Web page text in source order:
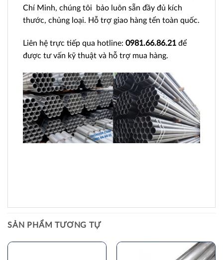
Chí Minh, chúng tôi bảo luôn sẵn đầy đủ kích
thước, chủng loại. Hỗ trợ giao hàng tển toàn quốc.
Liên hệ trực tiếp qua hotline: 0981.66.86.21 để
được tư vấn kỹ thuật và hỗ trợ mua hàng.
SẢN PHẨM TƯƠNG TỰ